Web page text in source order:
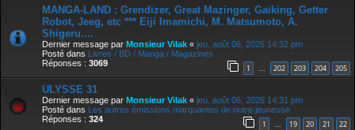
MANGA-LAND : Grendizer, Great Mazinger, Gaiking, Getter
Robot, Jeeg, etc *** Eiji Imamichi, M. Matsumoto, A.
Shigeru....
Dernier message par Monsieur Vilak « jeu. août 06, 2026 14:32 pm
Posté dans
Livres / BD / Manga / Magazines
Réponses : 3069 1 … 202 203 204 205
ULYSSE 31
Dernier message par Monsieur Vilak « jeu. août 06, 2026 14:31 pm
Posté dans Les autres émissions marquantes de notre jeunesse
Réponses : 324 1 … 19 20 21 22